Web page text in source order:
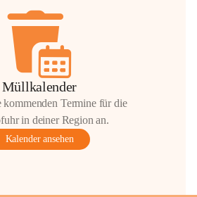
Müllkalender
kommenden Termine für die
in deiner Region an.
Kalender ansehen